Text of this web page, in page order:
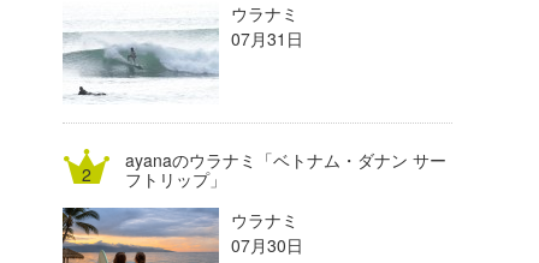
NOBUFUKU
大野”MAR”修聖
喜納海人
G◎Da
H
KID
KOBU
KY
ウラナミ
07月31日
ayanaのウラナミ「ベトナム・ダナン サー
フトリップ」
ウラナミ
07月30日